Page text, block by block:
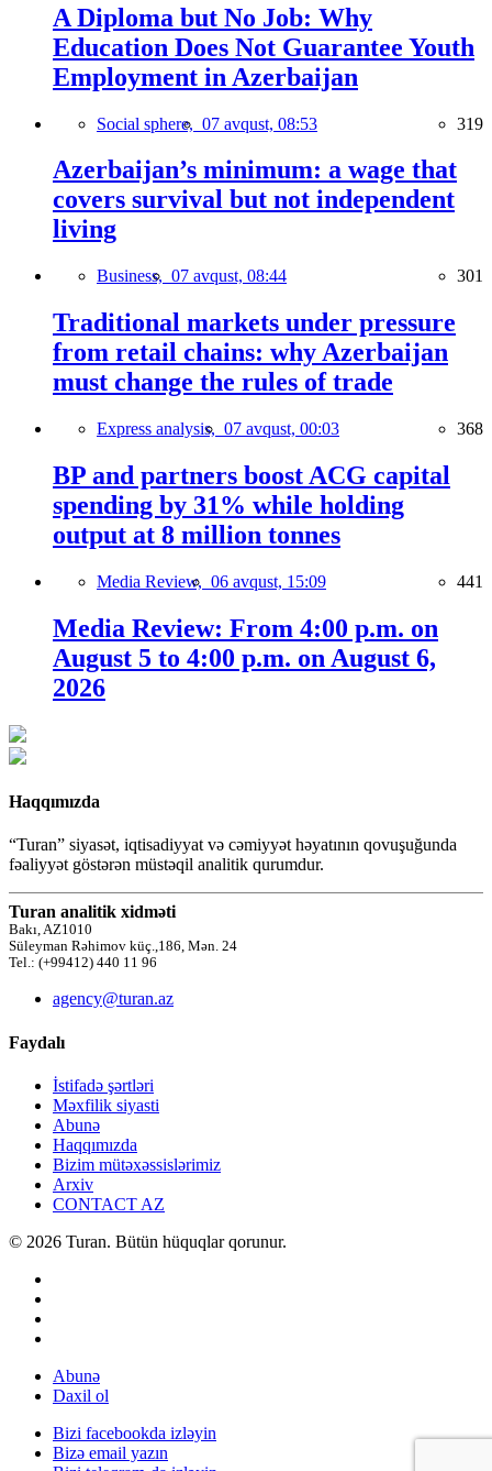
A Diploma but No Job: Why
Education Does Not Guarantee Youth
Employment in Azerbaijan
Social sphere, 07 avqust, 08:53 319
Azerbaijan’s minimum: a wage that
covers survival but not independent
living
Business, 07 avqust, 08:44 301
Traditional markets under pressure
from retail chains: why Azerbaijan
must change the rules of trade
Express analysis, 07 avqust, 00:03 368
BP and partners boost ACG capital
spending by 31% while holding
output at 8 million tonnes
Media Review, 06 avqust, 15:09 441
Media Review: From 4:00 p.m. on
August 5 to 4:00 p.m. on August 6,
2026
Haqqımızda
“Turan” siyasət, iqtisadiyyat və cəmiyyət həyatının qovuşuğunda
fəaliyyət göstərən müstəqil analitik qurumdur.
Turan analitik xidməti
Bakı, AZ1010
Süleyman Rəhimov küç.,186, Mən. 24
Tel.: (+99412) 440 11 96
agency@turan.az
Faydalı
İstifadə şərtləri
Məxfilik siyasti
Abunə
Haqqımızda
Bizim mütəxəssislərimiz
Arxiv
CONTACT AZ
© 2026 Turan. Bütün hüquqlar qorunur.
Abunə
Daxil ol
Bizi facebookda izləyin
Bizə email yazın